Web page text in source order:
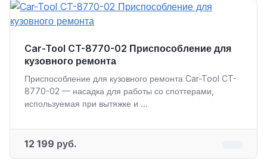
Car-Tool CT-8770-02 Приспособление для
кузовного ремонта
Приспособление для кузовного ремонта Car-Tool CT-
8770-02 — насадка для работы со споттерами,
используемая при вытяжке и ...
12 199 руб.